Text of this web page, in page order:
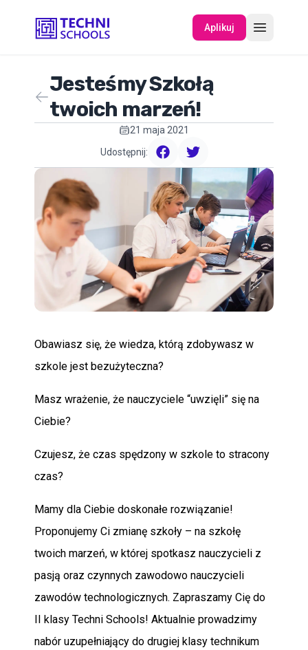
Aplikuj
O NAS
POMOC
Jesteśmy Szkołą
twoich marzeń!
21 maja 2021
Udostępnij:
facebooktwitter
Obawiasz się, że wiedza, którą zdobywasz w
szkole jest bezużyteczna?
Masz wrażenie, że nauczyciele “uwzięli” się na
Ciebie?
Czujesz, że czas spędzony w szkole to stracony
czas?
Mamy dla Ciebie doskonałe rozwiązanie!
Proponujemy Ci zmianę szkoły – na szkołę
twoich marzeń, w której spotkasz nauczycieli z
pasją oraz czynnych zawodowo nauczycieli
zawodów technologicznych. Zapraszamy Cię do
II klasy Techni Schools! Aktualnie prowadzimy
nabór uzupełniający do drugiej klasy technikum